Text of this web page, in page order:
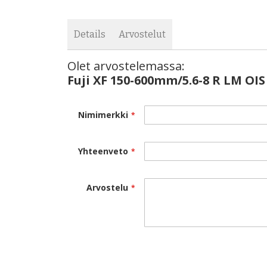
Details
Fuji XF 150-600mm/5.6-8 R LM OIS WR
Type
Lens configuration
Max. aperture
Arvostelut
Olet arvostelemassa:
Fuji XF 150-600mm/5.6-8 R LM
Nimimerkki
Yhteenveto
Arvostelu